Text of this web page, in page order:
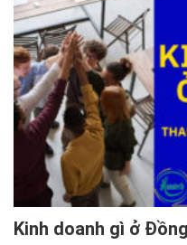
Kinh doanh gì ở